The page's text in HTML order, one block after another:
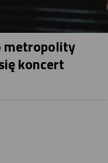
metropolity
koncert